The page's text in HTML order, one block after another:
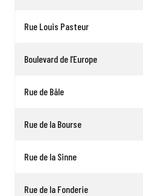
Rue Louis Pasteur
Boulevard de l’Europe
Rue de Bâle
Rue de la Bourse
Rue de la Sinne
Rue de la Fonderie